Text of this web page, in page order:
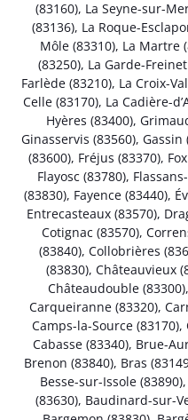
(83160), La Seyne-sur-
(83136), La Roque-
Môle (83310), La Martre
(83250), La Garde-
Farlède (83210), La Croix-
Celle (83170), La Cadière-
Hyères (83400),
Ginasservis (83560), Gassin
(83600), Fréjus (83370),
Flayosc (83780),
(83830), Fayence (83440),
Entrecasteaux (83570),
Cotignac (83570),
(83840), Collobrières
(83830), Châteauvieux
Châteaudouble (83300),
Carqueiranne (83320),
Camps-la-Source (83170),
Cabasse (83340), Brue-
Brenon (83840), Bras
Besse-sur-Issole (83890),
(83630), Baudinard-sur-